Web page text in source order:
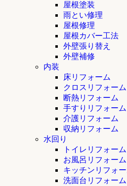
屋根塗装
雨とい修理
屋根修理
屋根カバー工法
外壁張り替え
外壁補修
内装
床リフォーム
クロスリフォーム
断熱リフォーム
手すりリフォーム
介護リフォーム
収納リフォーム
水回り
トイレリフォーム
お風呂リフォーム
キッチンリフォ
洗面台リフォーム